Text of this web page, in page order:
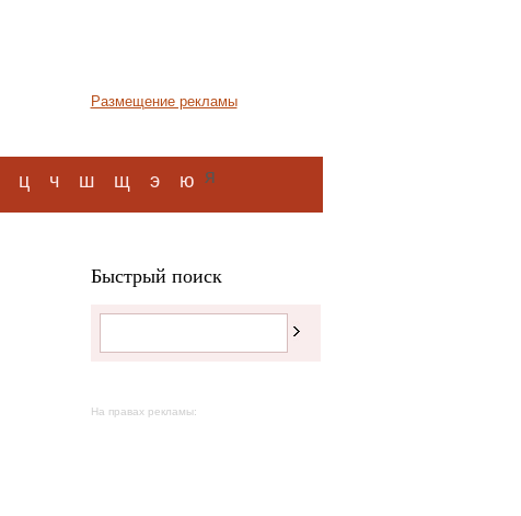
Размещение рекламы
ц ч ш щ э ю я
Быстрый поиск
На правах рекламы: